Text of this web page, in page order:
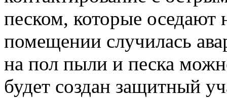
песком, которые оседают
помещении случилась
на пол пыли и песка
будет создан защитный